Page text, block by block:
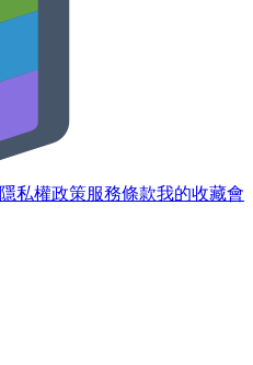
隱私權政策服務條款我的收藏會